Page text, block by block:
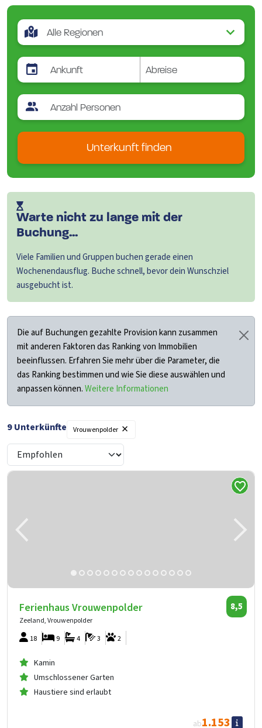
Vwp-2459-1
Vwp-2459-2
Vwp-2470
Unterkunft finden
Warte nicht zu lange mit der
Buchung...
Viele Familien und Gruppen buchen gerade einen
Wochenendausflug. Buche schnell, bevor dein Wunschziel
ausgebucht ist.
Die auf Buchungen gezahlte Provision kann zusammen
mit anderen Faktoren das Ranking von Immobilien
beeinflussen. Erfahren Sie mehr über die Parameter, die
das Ranking bestimmen und wie Sie diese auswählen und
anpassen können.Weitere Informationen
9Unterkünfte Vrouwenpolder ×
Ferienhaus Vrouwenpolder
Zeeland, Vrouwenpolder
8,5
18 2
3
4
9
Kamin
Umschlossener Garten
Haustiere sind erlaubt
ab1.153